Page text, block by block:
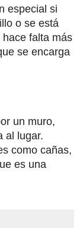
especial si
o se está
falta más
se encarga
un muro,
al lugar.
como cañas,
es una